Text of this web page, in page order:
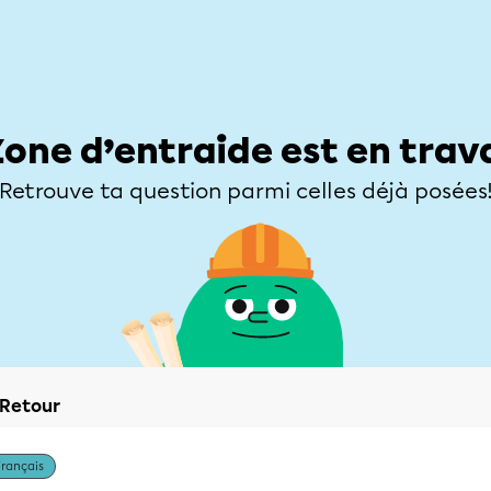
d’entraide est en
Retrouve ta question parmi celles déjà posées!
Retour